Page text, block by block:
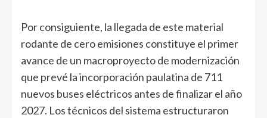
Por consiguiente, la llegada de este material
rodante de cero emisiones constituye el primer
avance de un macroproyecto de modernización
que prevé la incorporación paulatina de 711
nuevos buses eléctricos antes de finalizar el año
2027. Los técnicos del sistema estructuraron